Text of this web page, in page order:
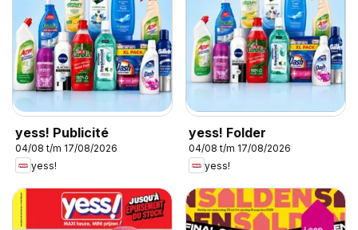
yess! Publicité
04/08 t/m 17/08/2026
yess!
yess! Folder
04/08 t/m 17/08/2026
yess!